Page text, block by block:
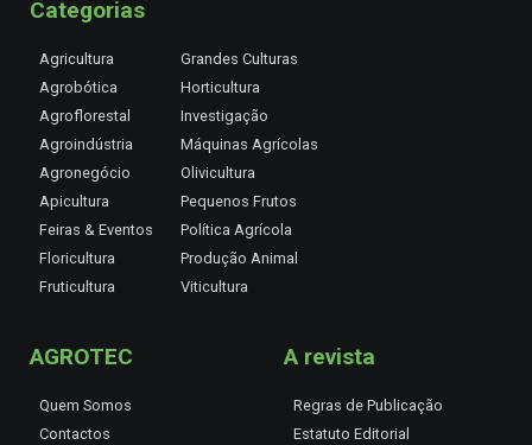
Categorias
Agricultura
Agrobótica
Agroflorestal
Agroindústria
Agronegócio
Apicultura
Feiras & Eventos
Floricultura
Fruticultura
Grandes Culturas
Horticultura
Investigação
Máquinas Agrícolas
Olivicultura
Pequenos Frutos
Política Agrícola
Produção Animal
Viticultura
AGROTEC
Quem Somos
Contactos
A revista
Regras de Publicação
Estatuto Editorial